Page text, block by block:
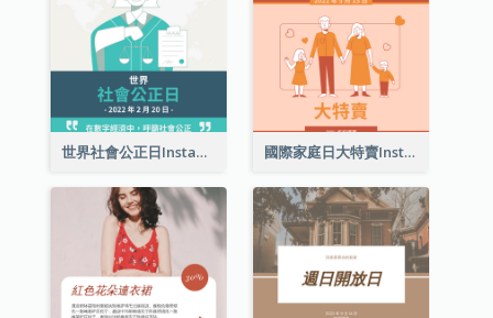
世界社會公正日Instagram帖子 國際家庭日大特賣Instagram帖子